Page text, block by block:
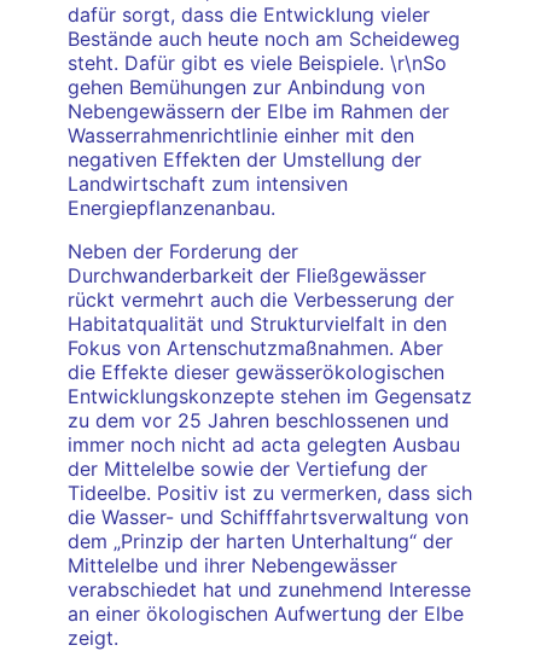
dafür sorgt, dass die Entwicklung vieler
Bestände auch heute noch am Scheideweg
steht. Dafür gibt es viele Beispiele. \r\nSo
gehen Bemühungen zur Anbindung von
Nebengewässern der Elbe im Rahmen der
Wasserrahmenrichtlinie einher mit den
negativen Effekten der Umstellung der
Landwirtschaft zum intensiven
Energiepflanzenanbau.
Neben der Forderung der
Durchwanderbarkeit der Fließgewässer
rückt vermehrt auch die Verbesserung der
Habitatqualität und Strukturvielfalt in den
Fokus von Artenschutzmaßnahmen. Aber
die Effekte dieser gewässerökologischen
Entwicklungskonzepte stehen im Gegensatz
zu dem vor 25 Jahren beschlossenen und
immer noch nicht ad acta gelegten Ausbau
der Mittelelbe sowie der Vertiefung der
Tideelbe. Positiv ist zu vermerken, dass sich
die Wasser- und Schifffahrtsverwaltung von
dem „Prinzip der harten Unterhaltung“ der
Mittelelbe und ihrer Nebengewässer
verabschiedet hat und zunehmend Interesse
an einer ökologischen Aufwertung der Elbe
zeigt.